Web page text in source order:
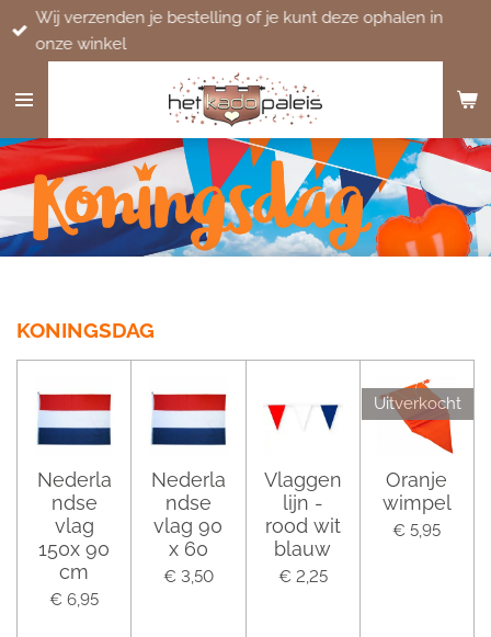
Ga
direct
de
Wij verzenden je bestelling of je kunt deze ophalen in
onze winkel
KONINGSDAG
Nederla
ndse
vlag
150x 90
cm
€ 6,95
Nederla
ndse
vlag 90
x 60
€ 3,50
Vlaggen
lijn -
rood wit
blauw
€ 2,25
Uitverkocht
Oranje
wimpel
€ 5,95